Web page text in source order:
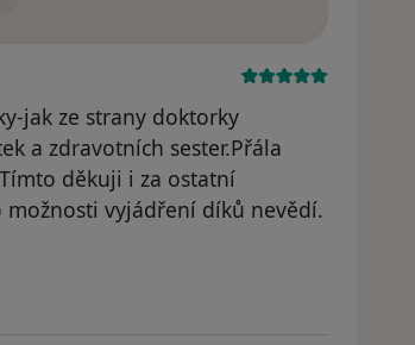
jak ze strany doktorky
a zdravotních sester.Přála
děkuji i za ostatní
vyjádření díků nevědí.